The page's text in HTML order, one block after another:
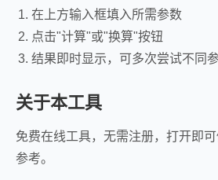
在上方输入框填入所需参数
点击"计算"或"换算"按钮
结果即时显示，可多次尝试不同
关于本工具
免费在线工具，无需注册，打开即
参考。